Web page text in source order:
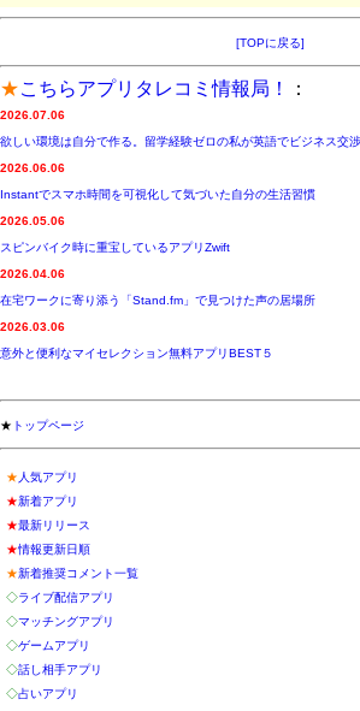
[TOPに戻る]
★こちらアプリタレコミ情報局！ ：
2026.07.06
欲しい環境は自分で作る。留学経験ゼロの私が英語でビジネス交
2026.06.06
Instantでスマホ時間を可視化して気づいた自分の生活習慣
2026.05.06
スピンバイク時に重宝しているアプリZwift
2026.04.06
在宅ワークに寄り添う「Stand.fm」で見つけた声の居場所
2026.03.06
意外と便利なマイセレクション無料アプリBEST５
★ トップページ
★ 人気アプリ
★新着アプリ
★最新リリース
★情報更新日順
★新着推奨コメント一覧
◇ライブ配信アプリ
◇マッチングアプリ
◇ゲームアプリ
◇話し相手アプリ
◇占いアプリ